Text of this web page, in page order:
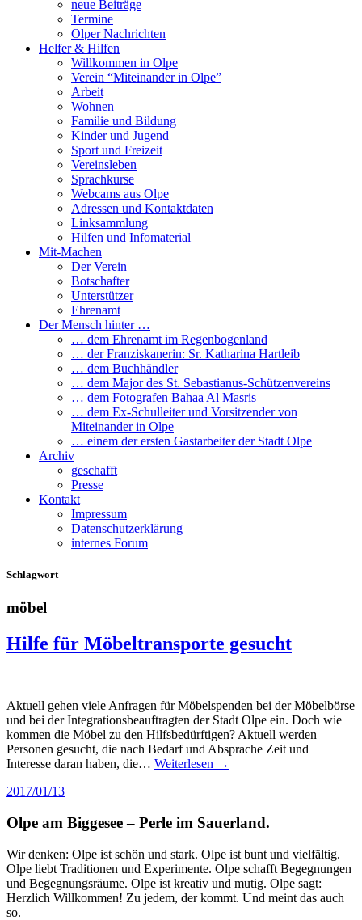
neue Beiträge
Termine
Olper Nachrichten
Helfer & Hilfen
Willkommen in Olpe
Verein “Miteinander in Olpe”
Arbeit
Wohnen
Familie und Bildung
Kinder und Jugend
Sport und Freizeit
Vereinsleben
Sprachkurse
Webcams aus Olpe
Adressen und Kontaktdaten
Linksammlung
Hilfen und Infomaterial
Mit-Machen
Der Verein
Botschafter
Unterstützer
Ehrenamt
Der Mensch hinter …
… dem Ehrenamt im Regenbogenland
… der Franziskanerin: Sr. Katharina Hartleib
… dem Buchhändler
… dem Major des St. Sebastianus-Schützenvereins
… dem Fotografen Bahaa Al Masris
… dem Ex-Schulleiter und Vorsitzender von
Miteinander in Olpe
… einem der ersten Gastarbeiter der Stadt Olpe
Archiv
geschafft
Presse
Kontakt
Impressum
Datenschutzerklärung
internes Forum
Schlagwort
möbel
Hilfe für Möbeltransporte gesucht
Aktuell gehen viele Anfragen für Möbelspenden bei der Möbelbörse
und bei der Integrationsbeauftragten der Stadt Olpe ein. Doch wie
kommen die Möbel zu den Hilfsbedürftigen? Aktuell werden
Personen gesucht, die nach Bedarf und Absprache Zeit und
Interesse daran haben, die… Weiterlesen →
2017/01/13
Olpe am Biggesee – Perle im Sauerland.
Wir denken: Olpe ist schön und stark. Olpe ist bunt und vielfältig.
Olpe liebt Traditionen und Experimente. Olpe schafft Begegnungen
und Begegnungsräume. Olpe ist kreativ und mutig. Olpe sagt:
Herzlich Willkommen! Zu jedem, der kommt. Und meint das auch
so.